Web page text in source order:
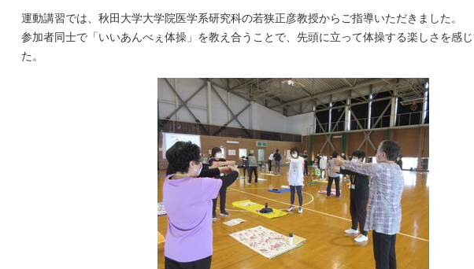
運動講習では、秋田大学大学院医学系研究科の若狭正彦教授からご指導いただきました。
参加者同士で「いいあんべぇ体操」を教え合うことで、先頭に立って体操する楽しさを感
た。